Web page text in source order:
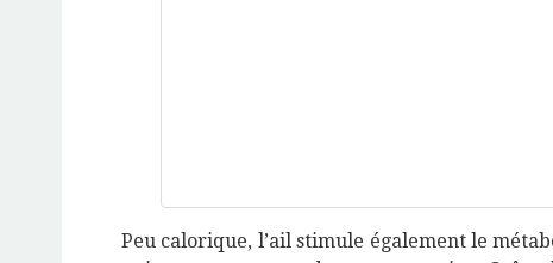
Peu calorique, l’ail stimule également le